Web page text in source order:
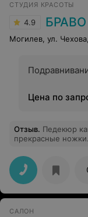
СТУДИЯ КРАСОТЫ
4.9 БРАВО
Могилев, ул.
Цена по
Отзыв. Педекюр
прекрасные ножки.
САЛОН